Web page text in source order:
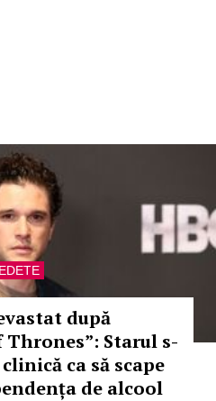
după
Thrones”: Starul s-
ca să scape
de alcool